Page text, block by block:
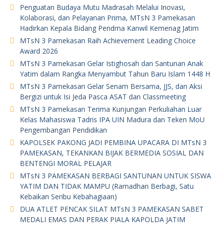
Penguatan Budaya Mutu Madrasah Melalui Inovasi,
Kolaborasi, dan Pelayanan Prima, MTsN 3 Pamekasan
Hadirkan Kepala Bidang Pendma Kanwil Kemenag Jatim
MTsN 3 Pamekasan Raih Achievement Leading Choice
Award 2026
MTsN 3 Pamekasan Gelar Istighosah dan Santunan Anak
Yatim dalam Rangka Menyambut Tahun Baru Islam 1448 H
MTsN 3 Pamekasan Gelar Senam Bersama, JJS, dan Aksi
Bergizi untuk Isi Jeda Pasca ASAT dan Classmeeting
MTsN 3 Pamekasan Terima Kunjungan Perkuliahan Luar
Kelas Mahasiswa Tadris IPA UIN Madura dan Teken MoU
Pengembangan Pendidikan
KAPOLSEK PAKONG JADI PEMBINA UPACARA DI MTsN 3
PAMEKASAN, TEKANKAN BIJAK BERMEDIA SOSIAL DAN
BENTENGI MORAL PELAJAR
MTsN 3 PAMEKASAN BERBAGI SANTUNAN UNTUK SISWA
YATIM DAN TIDAK MAMPU (Ramadhan Berbagi, Satu
Kebaikan Seribu Kebahagiaan)
DUA ATLET PENCAK SILAT MTsN 3 PAMEKASAN SABET
MEDALI EMAS DAN PERAK PIALA KAPOLDA JATIM